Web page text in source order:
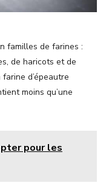
familles de farines :
de haricots et de
d’épeautre
moins qu’une
pour les